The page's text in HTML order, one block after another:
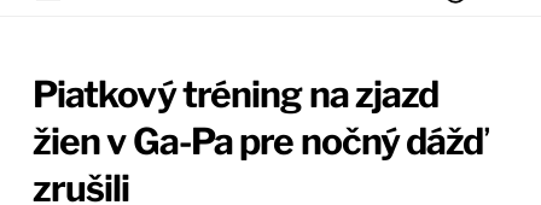
Piatkový tréning na zjazd
žien v Ga-Pa pre nočný dážď
zrušili